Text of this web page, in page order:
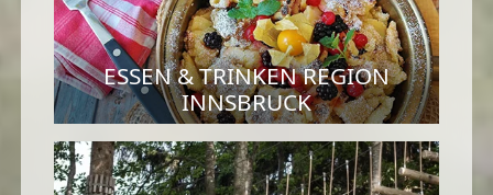
ESSEN & TRINKEN REGION
INNSBRUCK